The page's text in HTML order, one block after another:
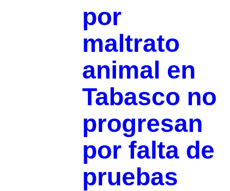
por
maltrato
animal en
Tabasco no
progresan
por falta de
pruebas